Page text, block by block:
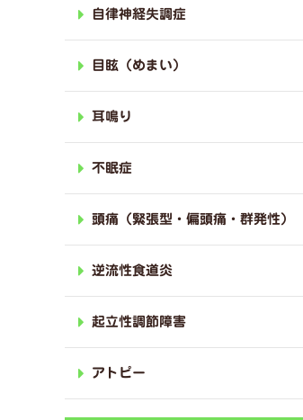
自律神経失調症
目眩（めまい）
耳鳴り
不眠症
頭痛（緊張型・偏頭痛・群発性）
逆流性食道炎
起立性調節障害
アトピー